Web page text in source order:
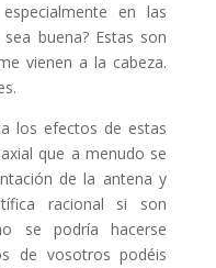
en las
buena? Estas son
vienen a la cabeza.
los efectos de estas
que a menudo se
de la antena y
racional si son
se podría hacerse
de vosotros podéis